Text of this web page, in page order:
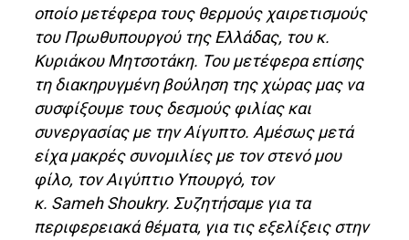
οποίο μετέφερα τους θερμούς χαιρετισμούς
του Πρωθυπουργού της Ελλάδας, του κ.
Κυριάκου Μητσοτάκη. Του μετέφερα επίσης
τη διακηρυγμένη βούληση της χώρας μας να
συσφίξουμε τους δεσμούς φιλίας και
συνεργασίας με την Αίγυπτο. Αμέσως μετά
είχα μακρές συνομιλίες με τον στενό μου
φίλο, τον Αιγύπτιο Υπουργό, τον
κ. Sameh Shoukry. Συζητήσαμε για τα
περιφερειακά θέματα, για τις εξελίξεις στην